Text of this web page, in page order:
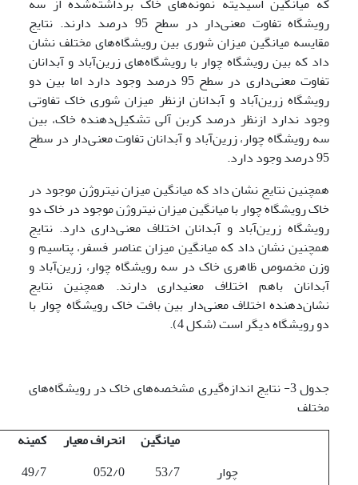
رویشگاه تفاوت معنی‌دار در سطح 95 درصد دارند. نتایج
مقایسه میانگین میزان شوری بین رویشگاه‌های مختلف نشان
داد که بین رویشگاه چوار با رویشگاه‌های زرین‌آباد و آبدانان
تفاوت معنی‌داری در سطح 95 درصد وجود دارد اما بین دو
رویشگاه زرین‌آباد و آبدانان ازنظر میزان شوری خاک تفاوتی
وجود ندارد ازنظر درصد کربن آلی تشکیل‌دهنده خاک، بین
سه رویشگاه چوار، زرین‌آباد و آبدانان تفاوت معنی‌دار در سطح
95 درصد وجود دارد.
همچنین نتایج نشان داد که میانگین میزان نیتروژن موجود در
خاک رویشگاه چوار با میانگین میزان نیتروژن موجود در خاک دو
رویشگاه زرین‌آباد و آبدانان اختلاف معنی‌داری دارد. نتایج
همچنین نشان داد که میانگین میزان عناصر فسفر، پتاسیم و
وزن مخصوص ظاهری خاک در سه رویشگاه چوار، زرین‌آباد و
آبدانان باهم اختلاف معنی­داری دارند. همچنین نتایج
نشان‌دهنده اختلاف معنی‌دار بین بافت خاک رویشگاه چوار با
دو رویشگاه دیگر است (شکل 4).
جدول 3- نتایج اندازه‌گیری مشخصه‌های خاک در رویشگاه‌های
مختلف
میانگین
انحراف معیار کمینه
چوار 53/7
052/0
49/7